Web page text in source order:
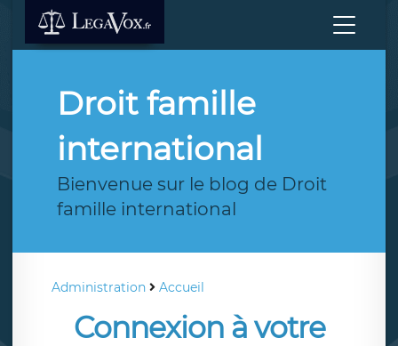
Droit famille
international
Bienvenue sur le blog de Droit
famille international
Administration Accueil
Connexion à votre